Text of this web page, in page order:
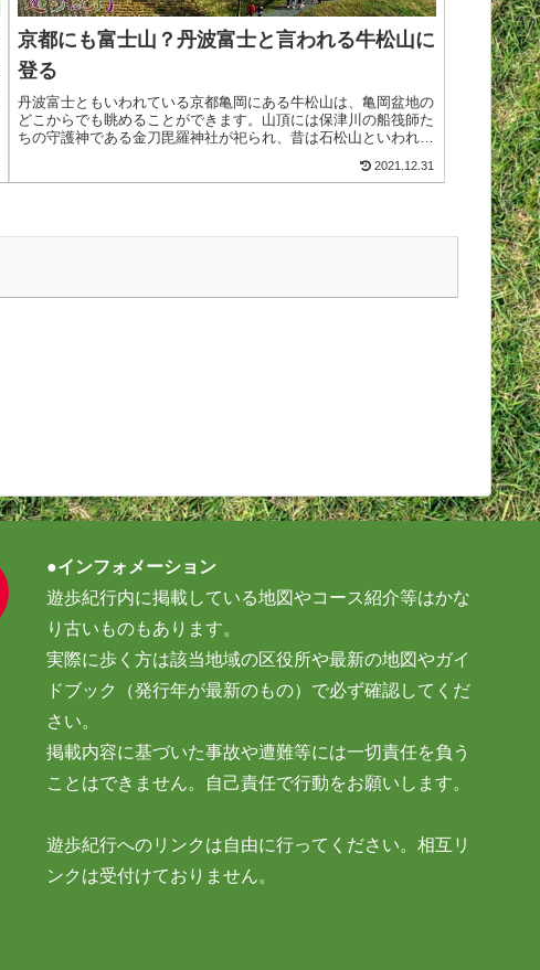
京都にも富士山？丹波富士と言われる牛松山に
登る
丹波富士ともいわれている京都亀岡にある牛松山は、亀岡盆地の
どこからでも眺めることができます。山頂には保津川の船筏師た
ちの守護神である金刀毘羅神社が祀られ、昔は石松山といわれて
2021.12.31
●インフォメーション
遊歩紀行内に掲載している地図やコース紹介等はかな
り古いものもあります。
実際に歩く方は該当地域の区役所や最新の地図やガイ
ドブック（発行年が最新のもの）で必ず確認してくだ
さい。
掲載内容に基づいた事故や遭難等には一切責任を負う
ことはできません。自己責任で行動をお願いします。
遊歩紀行へのリンクは自由に行ってください。相互リ
ンクは受付けておりません。